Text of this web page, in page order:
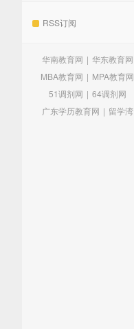
RSS订阅
华南教育网 | 华东教育网
MBA教育网 | MPA教育网
51调剂网 | 64调剂网
广东学历教育网 | 留学湾